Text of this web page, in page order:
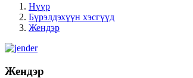
Нүүр
Бүрэлдэхүүн хэсгүүд
Жендэр
Жендэр